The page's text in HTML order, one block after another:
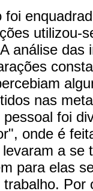
foi
utilizou-
análise das
nas
foi
onde é
a se
para elas